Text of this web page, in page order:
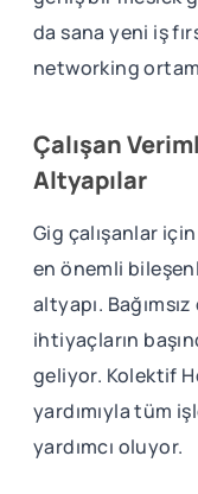
da sana yeni iş
networking
Çalışan
Altyapılar
Gig çalışanlar
en önemli
altyapı.
ihtiyaçların
geliyor. Kolektif
yardımıyla tüm
yardımcı oluyor.